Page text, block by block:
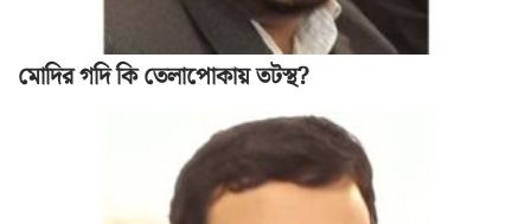
মোদির গদি কি তেলাপোকায় তটস্থ?